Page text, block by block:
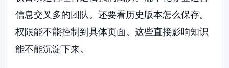
信息交叉多的团队。还要看历史版本怎么保存。
权限能不能控制到具体页面。这些直接影响知识
能不能沉淀下来。